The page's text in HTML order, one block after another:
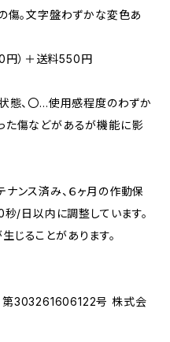
傷。文字盤わずかな変色あ
円）＋送料550円
態、〇…使用感程度のわずか
た傷などがあるが機能に影
ンス済み、６ヶ月の作動保
/日以内に調整しています。
ることがあります。
303261606122号 株式会